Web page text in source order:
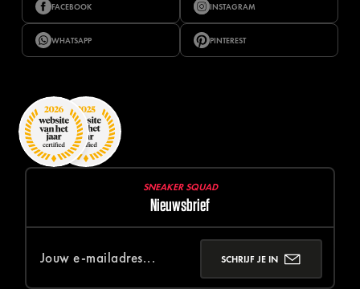
FACEBOOK INSTAGRAM
WHATSAPP PINTEREST
SNEAKER SQUAD
Nieuwsbrief
SCHRIJF JE IN